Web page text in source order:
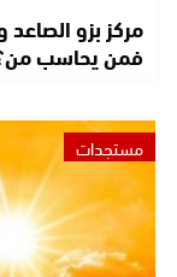
مركز بزو
فمن يحاسب
مستجدات